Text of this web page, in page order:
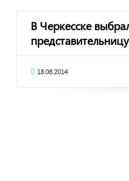
В Черкесске
18.06.2014